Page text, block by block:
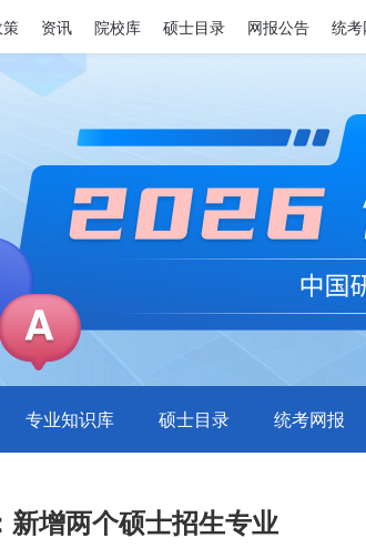
资讯 院校库 硕士目录 网报公告 统
专业知识库 硕士目录 统考网报
增两个硕士招生专业